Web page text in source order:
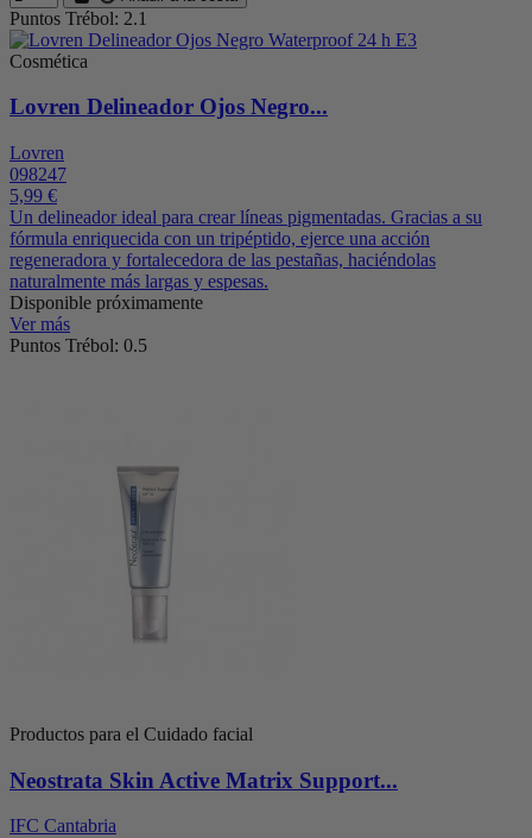
Puntos Trébol: 2.1
Cosmética
Lovren Delineador Ojos Negro...
Lovren
098247
5,99 €
Un delineador ideal para crear líneas pigmentadas. Gracias a su
fórmula enriquecida con un tripéptido, ejerce una acción
regeneradora y fortalecedora de las pestañas, haciéndolas
naturalmente más largas y espesas.
Disponible próximamente
Ver más
Puntos Trébol: 0.5
Productos para el Cuidado facial
Neostrata Skin Active Matrix Support...
IFC Cantabria